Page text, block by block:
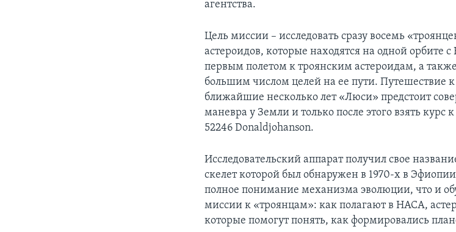
агентства.
Цель миссии – исследовать сразу восемь
астероидов, которые находятся на одной орбите
первым полетом к троянским астероидам, а
большим числом целей на ее пути. Путешествие к
ближайшие несколько лет «Люси» предстоит
маневра у Земли и только после этого взять курс
52246 Donaldjohanson.
Исследовательский аппарат получил свое
скелет которой был обнаружен в 1970-х в
полное понимание механизма эволюции, что и
миссии к «троянцам»: как полагают в НАСА,
которые помогут понять, как формировались